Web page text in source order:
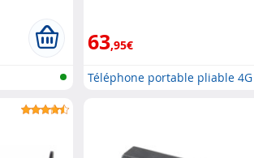
63,95€
Téléphone portable pliable